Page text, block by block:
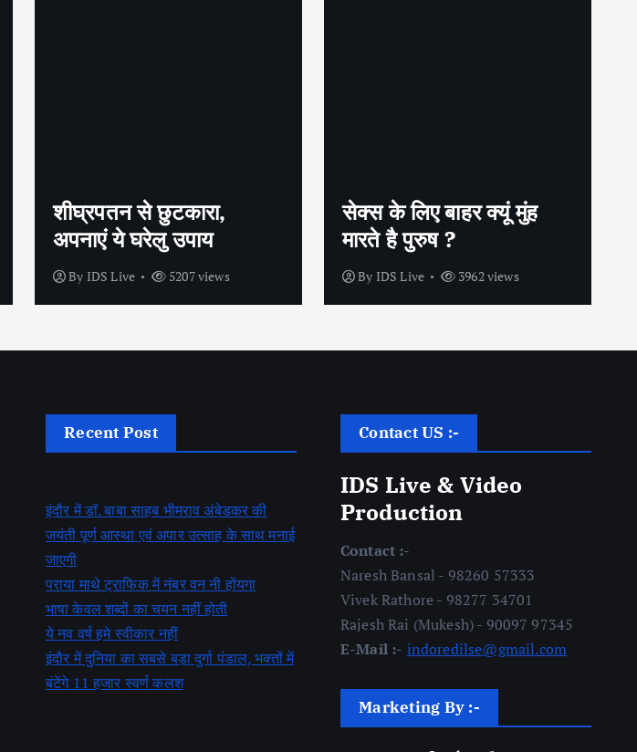
सेक्स के लिए बाहर क्यूं मुंह
मारते है पुरुष ?
By IDS Live 3962 views
कैसे बचें अनचाही प्रेग्नेंसी से
?
By IDS Live 4199 views
Recent Post
इंदौर में डॉ. बाबा साहब भीमराव अंबेडकर की
जयंती पूर्ण आस्था एवं अपार उत्साह के साथ मनाई
जाएगी
पराया माथे ट्राफिक में नंबर वन नी होंयगा
भाषा केवल शब्दों का चयन नहीं होती
ये नव वर्ष हमे स्वीकार नहीं
इंदौर में दुनिया का सबसे बड़ा दुर्गा पंडाल, भक्तों में
बंटेंगे 11 हजार स्वर्ण कलश
Contact US :-
IDS Live & Video
Production
Contact :-
Naresh Bansal - 98260 57333
Vivek Rathore - 98277 34701
Rajesh Rai (Mukesh) - 90097 97345
E-Mail :- indoredilse@gmail.com
Marketing By :-